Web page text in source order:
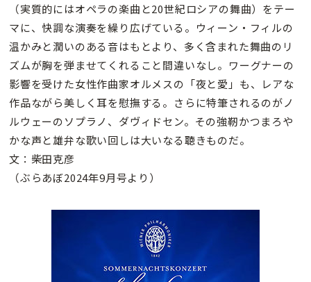
（実質的にはオペラの楽曲と20世紀ロシアの舞曲）をテー
マに、快調な演奏を繰り広げている。ウィーン・フィルの
温かみと潤いのある音はもとより、多く含まれた舞曲のリ
ズムが胸を弾ませてくれること間違いなし。ワーグナーの
影響を受けた女性作曲家オルメスの「夜と愛」も、レアな
作品ながら美しく耳を慰撫する。さらに特筆されるのがノ
ルウェーのソプラノ、ダヴィドセン。その強靭かつまろや
かな声と雄弁な歌い回しは大いなる聴きものだ。
文：柴田克彦
（ぶらあぼ2024年9月号より）